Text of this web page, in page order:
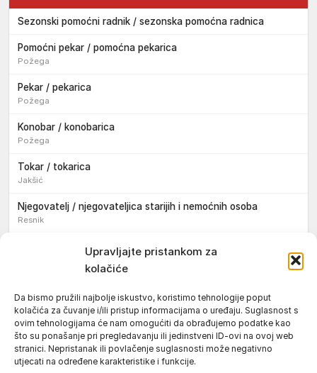
Upravljajte pristankom za
kolačiće
Da bismo pružili najbolje iskustvo, koristimo tehnologije poput
kolačića za čuvanje i/ili pristup informacijama o uređaju. Suglasnost s
ovim tehnologijama će nam omogućiti da obrađujemo podatke kao
što su ponašanje pri pregledavanju ili jedinstveni ID-ovi na ovoj web
stranici. Nepristanak ili povlačenje suglasnosti može negativno
utjecati na određene karakteristike i funkcije.
Sezonski pomoćni radnik / sezonska pomoćna radnica
Pomoćni pekar / pomoćna pekarica
Požega
Pekar / pekarica
Požega
Konobar / konobarica
Požega
Tokar / tokarica
Jakšić
Njegovatelj / njegovateljica starijih i nemoćnih osoba
Resnik
Konobar / konobarica
Jakšić
Vozač / vozačica teretnog vozila s poluprikolicom
Požega
Pomoćnik/ica u nastavi